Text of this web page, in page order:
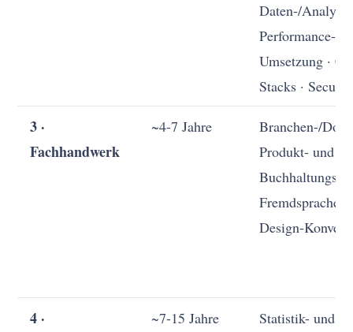
Daten-/
Performance-
Umsetzung ·
Stacks ·
3 ·
Fachhandwerk
~4-7 Jahre
Branchen-/
Produkt- und
Buchhaltungs-/
Design-
4 ·
~7-15 Jahre
Statistik- und